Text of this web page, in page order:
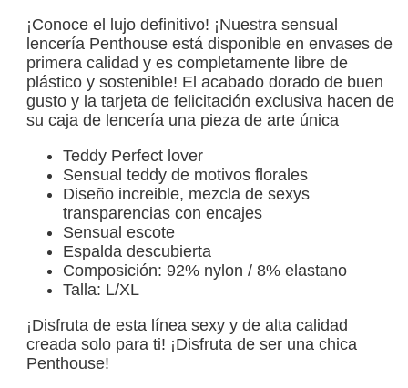
¡Conoce el lujo definitivo! ¡Nuestra sensual
lencería Penthouse está disponible en envases de
primera calidad y es completamente libre de
plástico y sostenible! El acabado dorado de buen
gusto y la tarjeta de felicitación exclusiva hacen de
su caja de lencería una pieza de arte única
Teddy Perfect lover
Sensual teddy de motivos florales
Diseño increible, mezcla de sexys
transparencias con encajes
Sensual escote
Espalda descubierta
Composición: 92% nylon / 8% elastano
Talla: L/XL
¡Disfruta de esta línea sexy y de alta calidad
creada solo para ti! ¡Disfruta de ser una chica
Penthouse!